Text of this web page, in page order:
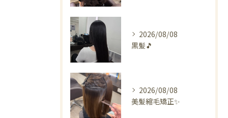
2026/08/08
黒髪🎵
2026/08/08
美髪縮毛矯正✨️